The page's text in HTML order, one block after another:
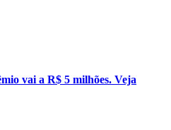
vai a R$ 5 milhões. Veja